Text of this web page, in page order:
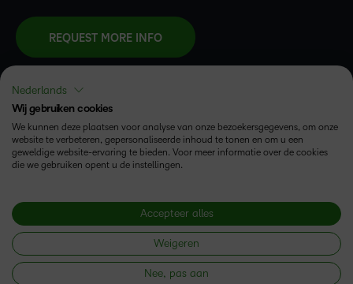
REQUEST MORE INFO
Volg ons
Nederlands
Wij gebruiken cookies
We kunnen deze plaatsen voor analyse van onze bezoekersgegevens, om onze
website te verbeteren, gepersonaliseerde inhoud te tonen en om u een
geweldige website-ervaring te bieden. Voor meer informatie over de cookies
die we gebruiken opent u de instellingen.
Accepteer alles
Weigeren
Nee, pas aan